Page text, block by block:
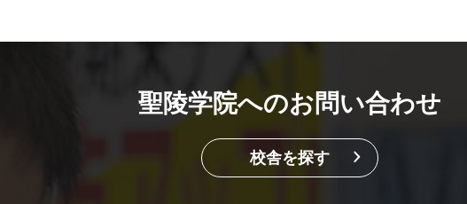
聖陵学院へのお問い合わせ
校舎を探す